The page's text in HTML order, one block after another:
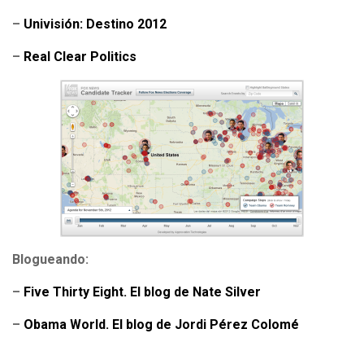
– Univisión: Destino 2012
– Real Clear Politics
Blogueando:
– Five Thirty Eight. El blog de Nate Silver
– Obama World. El blog de Jordi Pérez Colomé